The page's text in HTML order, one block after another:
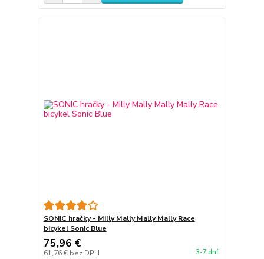
SONIC hračky - Milly Mally Mally Mally Race
bicykel Sonic Blue
75,96 €
61,76 € bez DPH 3-7 dní